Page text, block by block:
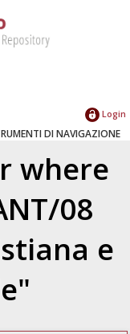
Login
DI NAVIGAZIONE
where
08
e